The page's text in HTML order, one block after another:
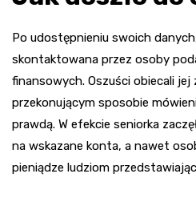
Po udostępnieniu swoich
skontaktowana przez osoby
finansowych. Oszuści obiecali
przekonującym sposobie
prawdą. W efekcie seniorka
na wskazane konta, a nawet
pieniądze ludziom